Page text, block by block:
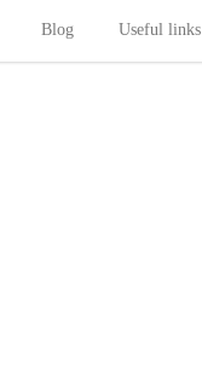
Blog Useful links